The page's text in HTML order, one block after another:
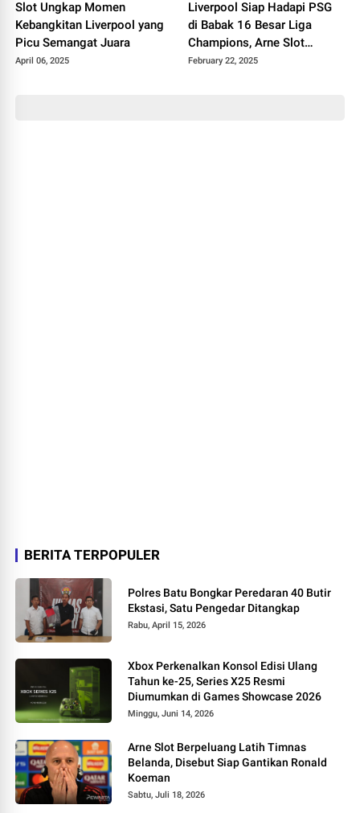
Slot Ungkap Momen
Kebangkitan Liverpool yang
Picu Semangat Juara
April 06, 2025
Liverpool Siap Hadapi PSG
di Babak 16 Besar Liga
Champions, Arne Slot
Optimis dengan Tantangan
February 22, 2025
BERITA TERPOPULER
Polres Batu Bongkar Peredaran 40 Butir
Ekstasi, Satu Pengedar Ditangkap
Rabu, April 15, 2026
Xbox Perkenalkan Konsol Edisi Ulang
Tahun ke-25, Series X25 Resmi
Diumumkan di Games Showcase 2026
Minggu, Juni 14, 2026
Arne Slot Berpeluang Latih Timnas
Belanda, Disebut Siap Gantikan Ronald
Koeman
Sabtu, Juli 18, 2026